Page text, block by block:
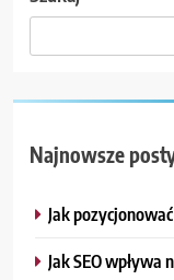
Najnowsze
Jak
Jak SEO wpływa